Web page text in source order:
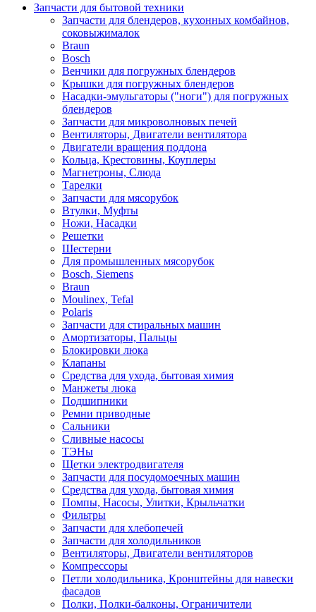
Запчасти для бытовой техники
Запчасти для блендеров, кухонных комбайнов,
соковыжималок
Braun
Bosch
Венчики для погружных блендеров
Крышки для погружных блендеров
Насадки-эмульгаторы ("ноги") для погружных
блендеров
Запчасти для микроволновых печей
Вентиляторы, Двигатели вентилятора
Двигатели вращения поддона
Кольца, Крестовины, Коуплеры
Магнетроны, Слюда
Тарелки
Запчасти для мясорубок
Втулки, Муфты
Ножи, Насадки
Решетки
Шестерни
Для промышленных мясорубок
Bosch, Siemens
Braun
Moulinex, Tefal
Polaris
Запчасти для стиральных машин
Амортизаторы, Пальцы
Блокировки люка
Клапаны
Средства для ухода, бытовая химия
Манжеты люка
Подшипники
Ремни приводные
Сальники
Сливные насосы
ТЭНы
Щетки электродвигателя
Запчасти для посудомоечных машин
Средства для ухода, бытовая химия
Помпы, Насосы, Улитки, Крыльчатки
Фильтры
Запчасти для хлебопечей
Запчасти для холодильников
Вентиляторы, Двигатели вентиляторов
Компрессоры
Петли холодильника, Кронштейны для навески
фасадов
Полки, Полки-балконы, Ограничители